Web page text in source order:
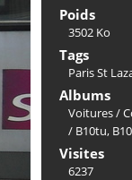
Poids
3502 Ko
Tags
Paris St
Albums
Voitures/
/ B10tu,
Visites
6237